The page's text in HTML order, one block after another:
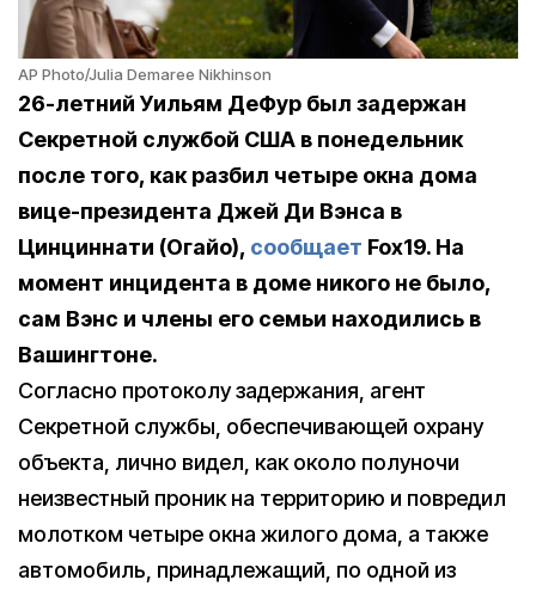
AP Photo/Julia Demaree Nikhinson
26-летний Уильям ДеФур был задержан
Секретной службой США в понедельник
после того, как разбил четыре окна дома
вице-президента Джей Ди Вэнса в
Цинциннати (Огайо), сообщает Fox19. На
момент инцидента в доме никого не было,
сам Вэнс и члены его семьи находились в
Вашингтоне.
Согласно протоколу задержания, агент
Секретной службы, обеспечивающей охрану
объекта, лично видел, как около полуночи
неизвестный проник на территорию и повредил
молотком четыре окна жилого дома, а также
автомобиль, принадлежащий, по одной из